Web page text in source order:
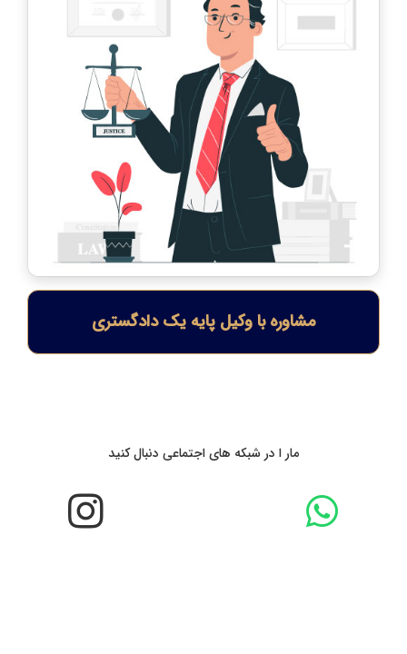
مشاوره با وکیل پایه یک دادگستری
مار ا در شبکه های اجتماعی دنبال کنید